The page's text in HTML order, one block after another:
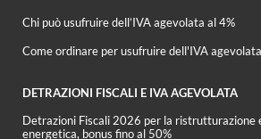
Chi può usufruire dell’IVA agevolata al 4%
Come ordinare per usufruire dell'IVA
DETRAZIONI FISCALI E IVA AGEVOLATA
Detrazioni Fiscali 2026 per la ristrutturazione
energetica, bonus fino al 50%